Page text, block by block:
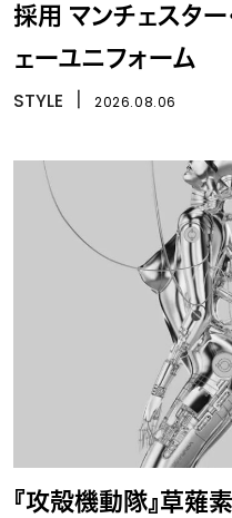
採用 マンチェスター
ェーユニフォーム
STYLE 2026.08.06
『攻殻機動隊』草薙